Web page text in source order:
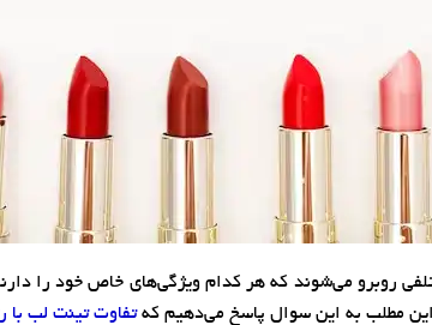
روبرو می‌شوند که هر کدام ویژگی‌های خاص خود را
این مطلب به این سوال پاسخ می‌دهیم کهتفاوت تینت لب